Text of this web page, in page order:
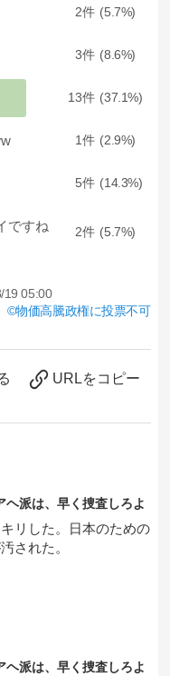
2 5.7
3 8.6
13 37.1
1 2.9
5 14.3
ですね
2 5.7
19 05:00
物価高騰政権に投票不可
URLをコピー
ヘ派は、早く捜査しろよ
リした。日本のための
された。
ヘ派は、早く捜査しろよ